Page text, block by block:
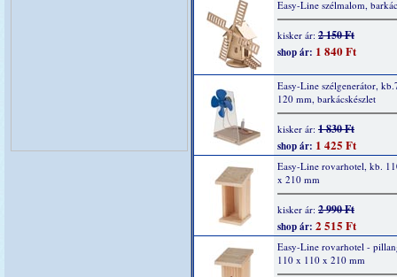
Easy-Line szélmalom,
kisker ár: 2 150 Ft
shop ár: 1 840 Ft
Easy-Line szélgenerátor,
120 mm, barkácskészlet
kisker ár: 1 830 Ft
shop ár: 1 425 Ft
Easy-Line rovarhotel, kb.
x 210 mm
kisker ár: 2 990 Ft
shop ár: 2 515 Ft
Easy-Line rovarhotel -
110 x 110 x 210 mm